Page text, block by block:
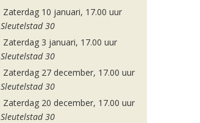
Zaterdag 10 januari, 17.00 uur
Sleutelstad 30
Zaterdag 3 januari, 17.00 uur
Sleutelstad 30
Zaterdag 27 december, 17.00 uur
Sleutelstad 30
Zaterdag 20 december, 17.00 uur
Sleutelstad 30